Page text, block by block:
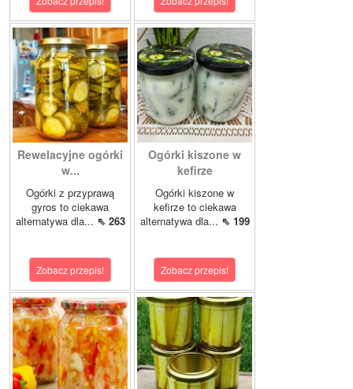
Rewelacyjne ogórki
w...
Ogórki z przyprawą
gyros to ciekawa
alternatywa dla... ⇖ 263
Zobacz przepis!
Ogórki kiszone w
kefirze
Ogórki kiszone w
kefirze to ciekawa
alternatywa dla... ⇖ 199
Zobacz przepis!